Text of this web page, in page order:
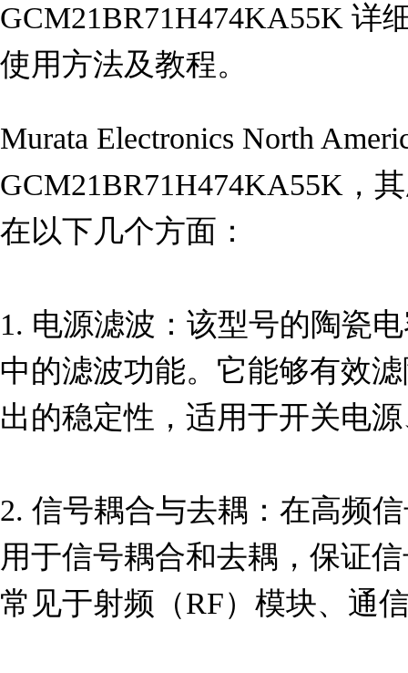
GCM21BR71H474KA55K 详
使用方法及教程。
Murata Electronics North
GCM21BR71H474KA55K，
在以下几个方面：
1. 电源滤波：该型号的陶瓷
中的滤波功能。它能够有效
出的稳定性，适用于开关电
2. 信号耦合与去耦：在高频
用于信号耦合和去耦，保证
常见于射频（RF）模块、通